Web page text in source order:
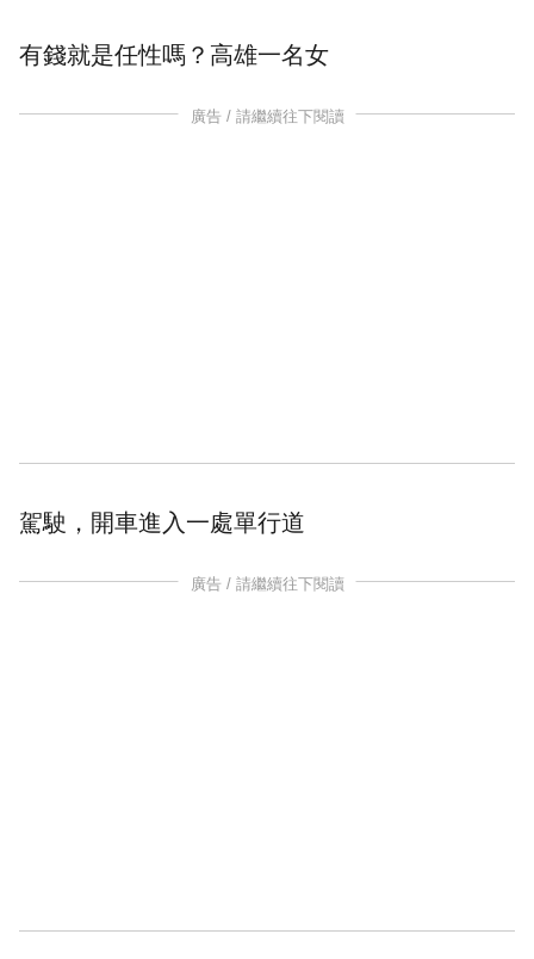
有錢就是任性嗎？高雄一名女
廣告 / 請繼續往下閱讀
駕駛 ，開車進入一處單行道
廣告 / 請繼續往下閱讀